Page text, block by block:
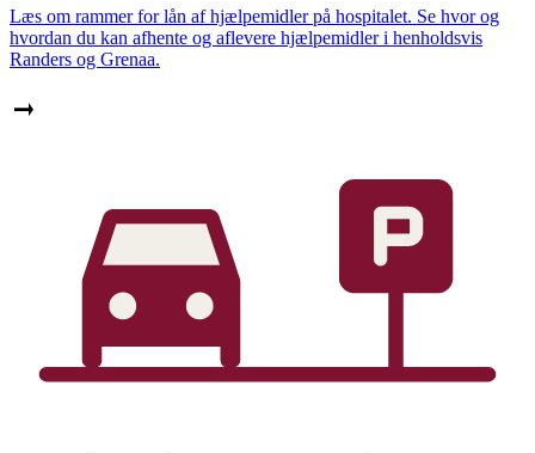
Læs om rammer for lån af hjælpemidler på hospitalet. Se hvor og
hvordan du kan afhente og aflevere hjælpemidler i henholdsvis
Randers og Grenaa.